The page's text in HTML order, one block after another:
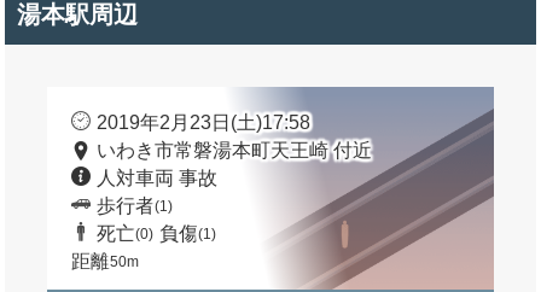
湯本駅周辺
2019年2月23日(土)17:58
いわき市常磐湯本町天王崎 付近
人対車両 事故
歩行者(1)
死亡(0) 負傷(1)
距離50m